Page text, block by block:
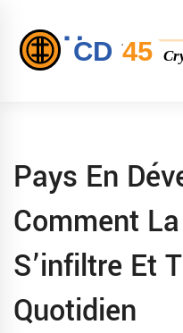
Pays En
Comment
S’infiltre Et
Quotidien